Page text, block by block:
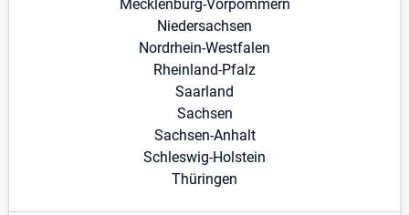
Mecklenburg-Vorpommern
Niedersachsen
Nordrhein-Westfalen
Rheinland-Pfalz
Saarland
Sachsen
Sachsen-Anhalt
Schleswig-Holstein
Thüringen